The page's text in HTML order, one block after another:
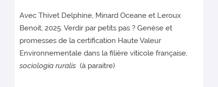
Avec Thivet Delphine, Minard Oceane et Leroux
Benoit, 2025. Verdir par petits pas ? Genèse et
promesses de la certification Haute Valeur
Environnementale dans la filière viticole française,
sociologia ruralis (à paraitre)